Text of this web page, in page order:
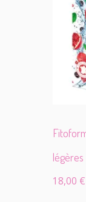
légères
18,00 €